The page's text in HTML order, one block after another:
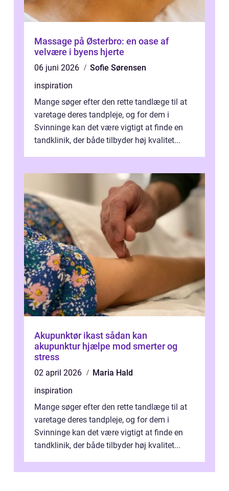
Massage på Østerbro: en oase af
velvære i byens hjerte
06 juni 2026
Sofie Sørensen
inspiration
Mange søger efter den rette tandlæge til at
varetage deres tandpleje, og for dem i
Svinninge kan det være vigtigt at finde en
tandklinik, der både tilbyder høj kvalitet...
Akupunktør ikast sådan kan
akupunktur hjælpe mod smerter og
stress
02 april 2026
Maria Hald
inspiration
Mange søger efter den rette tandlæge til at
varetage deres tandpleje, og for dem i
Svinninge kan det være vigtigt at finde en
tandklinik, der både tilbyder høj kvalitet...